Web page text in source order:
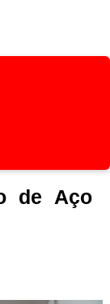
de Aço